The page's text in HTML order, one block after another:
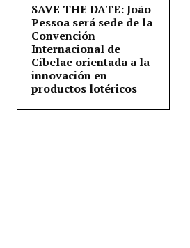
SAVE THE DATE: João
Pessoa será sede de la
Convención
Internacional de
Cibelae orientada a la
innovación en
productos lotéricos